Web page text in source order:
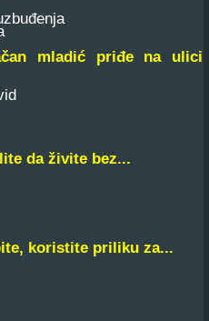
mladić priđe na ulici
da živite bez...
koristite priliku za...